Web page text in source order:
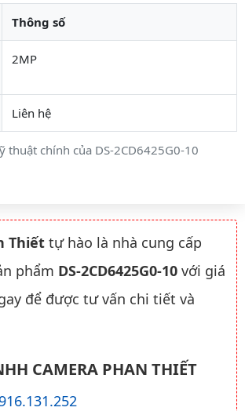
thuật chính của DS-2CD6425G0-10
Thông số
2MP
Liên hệ
Thiết tự hào là nhà cung cấp
phẩm DS-2CD6425G0-10 với giá
để được tư vấn chi tiết và
CAMERA PHAN THIẾT